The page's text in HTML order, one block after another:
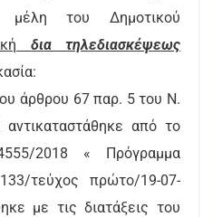
μέλη του Δημοτικού
δια τηλεδιασκέψεως
άρθρου 67 παρ. 5 του Ν.
από το
2018 « Πρόγραμμα
τεύχος πρώτο/19-07-
με τις διατάξεις του